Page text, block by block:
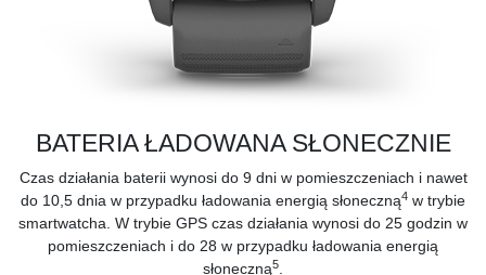
BATERIA ŁADOWANA SŁONECZNIE
Czas działania baterii wynosi do 9 dni w pomieszczeniach i nawet
do 10,5 dnia w przypadku ładowania energią słoneczną4 w trybie
smartwatcha. W trybie GPS czas działania wynosi do 25 godzin w
pomieszczeniach i do 28 w przypadku ładowania energią
słoneczną5